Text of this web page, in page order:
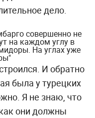
дело.
совершенно не
на каждом углу в
На углах уже
И обратно
была у турецких
Я не знаю, что
они должны